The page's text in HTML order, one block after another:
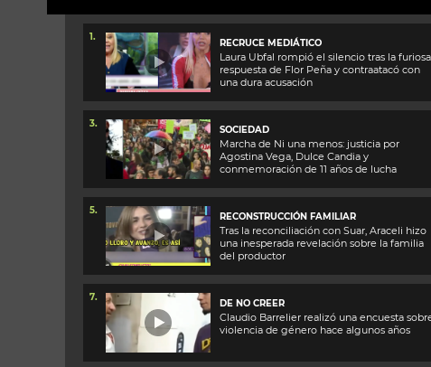
1.
RECRUCE MEDIÁTICO
Laura Ubfal rompió el silencio tras la furiosa
respuesta de Flor Peña y contraatacó con
una dura acusación
3.
SOCIEDAD
Marcha de Ni una menos: justicia por
Agostina Vega, Dulce Candia y
conmemoración de 11 años de lucha
5.
RECONSTRUCCIÓN FAMILIAR
Tras la reconciliación con Suar, Araceli hizo
una inesperada revelación sobre la familia
del productor
7.
DE NO CREER
Claudio Barrelier realizó una encuesta
violencia de género hace algunos años